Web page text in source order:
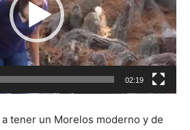
02:19
tener un Morelos moderno y de